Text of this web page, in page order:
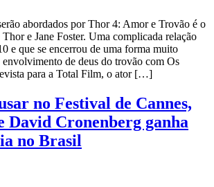
abordados por Thor 4: Amor e Trovão é o
e Jane Foster. Uma complicada relação
e que se encerrou de uma forma muito
envolvimento de deus do trovão com Os
para a Total Film, o ator […]
no Festival de Cannes,
David Cronenberg ganha
no Brasil